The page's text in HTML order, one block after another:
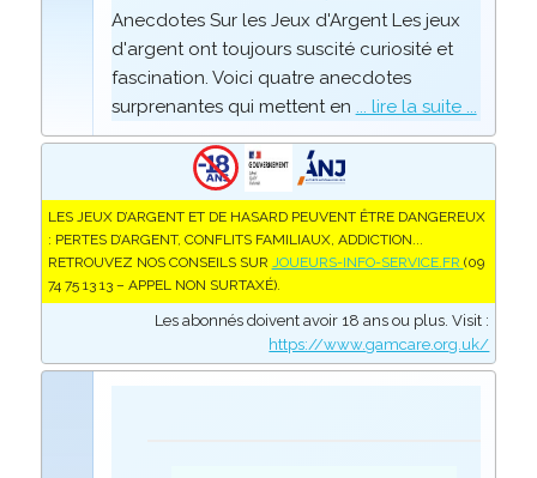
Anecdotes Sur les Jeux d'Argent Les jeux
d'argent ont toujours suscité curiosité et
fascination. Voici quatre anecdotes
surprenantes qui mettent en ... lire la suite ...
LES JEUX D’ARGENT ET DE HASARD PEUVENT ÊTRE DANGEREUX
: PERTES D’ARGENT, CONFLITS FAMILIAUX, ADDICTION...
RETROUVEZ NOS CONSEILS SUR JOUEURS-INFO-SERVICE.FR (09
74 75 13 13 – APPEL NON SURTAXÉ).
Les abonnés doivent avoir 18 ans ou plus. Visit :
https://www.gamcare.org.uk/